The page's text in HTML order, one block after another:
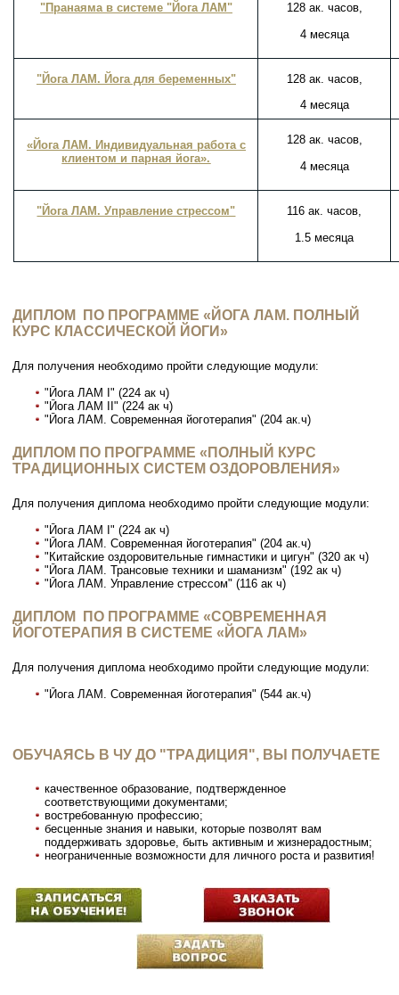
"Пранаяма в системе "Йога ЛАМ"
128 ак. часов,
4 месяца
"Йога ЛАМ. Йога для беременных"
128 ак. часов,
4 месяца
«Йога ЛАМ. Индивидуальная работа с
клиентом и парная йога».
128 ак. часов,
4 месяца
"Йога ЛАМ. Управление стрессом"
116 ак. часов,
1.5 месяца
ДИПЛОМ ПО ПРОГРАММЕ «ЙОГА ЛАМ. ПОЛНЫЙ
КУРС КЛАССИЧЕСКОЙ ЙОГИ»
Для получения необходимо пройти следующие модули:
"Йога ЛАМ I" (224 ак ч)
"Йога ЛАМ II" (224 ак ч)
"Йога ЛАМ. Современная йоготерапия" (204 ак.ч)
ДИПЛОМ ПО ПРОГРАММЕ «ПОЛНЫЙ КУРС
ТРАДИЦИОННЫХ СИСТЕМ ОЗДОРОВЛЕНИЯ»
Для получения диплома необходимо пройти следующие модули:
"Йога ЛАМ I" (224 ак ч)
"Йога ЛАМ. Современная йоготерапия" (204 ак.ч)
"Китайские оздоровительные гимнастики и цигун" (320 ак ч)
"Йога ЛАМ. Трансовые техники и шаманизм" (192 ак ч)
"Йога ЛАМ. Управление стрессом" (116 ак ч)
ДИПЛОМ ПО ПРОГРАММЕ «СОВРЕМЕННАЯ
ЙОГОТЕРАПИЯ В СИСТЕМЕ «ЙОГА ЛАМ»
Для получения диплома необходимо пройти следующие модули:
"Йога ЛАМ. Современная йоготерапия" (544 ак.ч)
ОБУЧАЯСЬ В ЧУ ДО "ТРАДИЦИЯ", ВЫ ПОЛУЧАЕТЕ
качественное образование, подтвержденное
соответствующими документами;
востребованную профессию;
бесценные знания и навыки, которые позволят вам
поддерживать здоровье, быть активным и жизнерадостным;
неограниченные возможности для личного роста и развития!